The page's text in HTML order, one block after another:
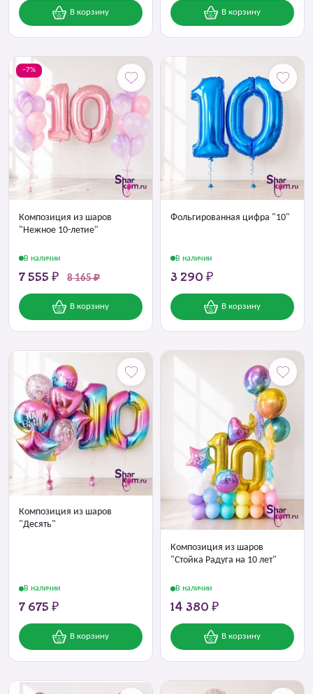
В корзину В корзину
−7%
Композиция из шаров
"Нежное 10-летие"
В наличии
7 555 ₽ 8 165 ₽
В корзину
Фольгированная цифра "10"
В наличии
3 290 ₽
В корзину
Композиция из шаров
"Десять"
В наличии
7 675 ₽
В корзину
Композиция из шаров
"Стойка Радуга на 10 лет"
В наличии
14 380 ₽
В корзину